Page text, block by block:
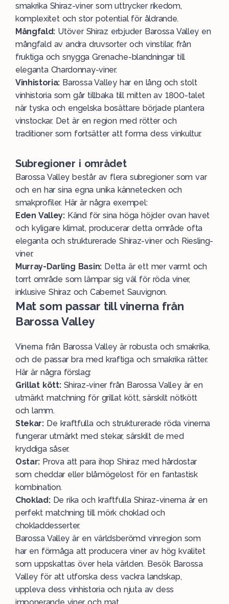
smakrika Shiraz-viner som uttrycker rikedom,
komplexitet och stor potential för åldrande.
Mångfald: Utöver Shiraz erbjuder Barossa Valley en
mångfald av andra druvsorter och vinstilar, från
fruktiga och snygga Grenache-blandningar till
eleganta Chardonnay-viner.
Vinhistoria: Barossa Valley har en lång och stolt
vinhistoria som går tillbaka till mitten av 1800-talet
när tyska och engelska bosättare började plantera
vinstockar. Det är en region med rötter och
traditioner som fortsätter att forma dess vinkultur.
Subregioner i området
Barossa Valley består av flera subregioner som var
och en har sina egna unika kännetecken och
smakprofiler. Här är några exempel:
Eden Valley:Känd för sina höga höjder ovan havet
och kyligare klimat, producerar detta område ofta
eleganta och strukturerade Shiraz-viner och Riesling-
viner.
Murray-Darling Basin:Detta är ett mer varmt och
torrt område som lämpar sig väl för röda viner,
inklusive Shiraz och Cabernet Sauvignon.
Mat som passar till vinerna från
Barossa Valley
Vinerna från Barossa Valley är robusta och smakrika,
och de passar bra med kraftiga och smakrika rätter.
Här är några förslag:
Grillat kött:Shiraz-viner från Barossa Valley är en
utmärkt matchning för grillat kött, särskilt nötkött
och lamm.
Stekar:De kraftfulla och strukturerade röda vinerna
fungerar utmärkt med stekar, särskilt de med
kryddiga såser.
Ostar: Prova att para ihop Shiraz med hårdostar
som cheddar eller blåmögelost för en fantastisk
kombination.
Choklad:De rika och kraftfulla Shiraz-vinerna är en
perfekt matchning till mörk choklad och
chokladdesserter.
Barossa Valley är en världsberömd vinregion som
har en förmåga att producera viner av hög kvalitet
som uppskattas över hela världen. Besök Barossa
Valley för att utforska dess vackra landskap,
uppleva dess vinhistoria och njuta av dess